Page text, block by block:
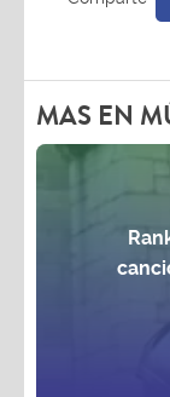
MAS EN